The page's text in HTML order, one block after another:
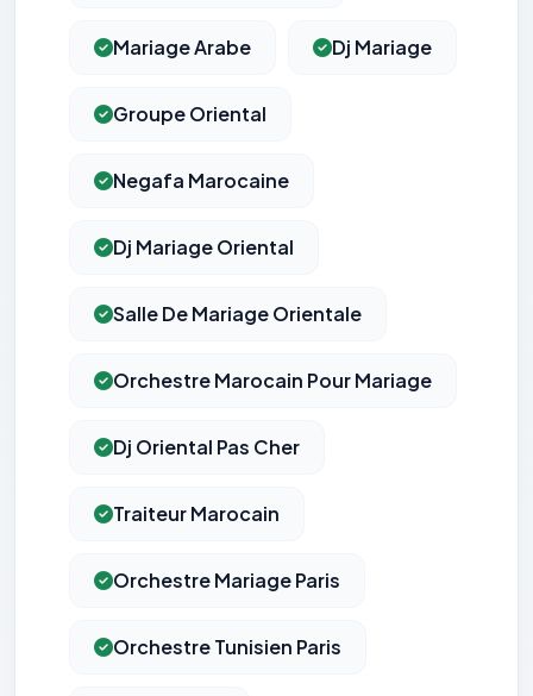
Mariage Arabe Dj Mariage
Groupe Oriental
Negafa Marocaine
Dj Mariage Oriental
Salle De Mariage Orientale
Orchestre Marocain Pour Mariage
Dj Oriental Pas Cher
Traiteur Marocain
Orchestre Mariage Paris
Orchestre Tunisien Paris